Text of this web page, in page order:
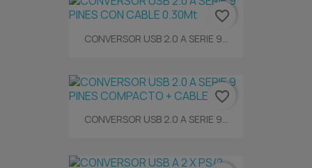
CONVERSOR USB 2.0 A SERIE 9...
favorite_border
CONVERSOR USB 2.0 A SERIE 9...
favorite_border